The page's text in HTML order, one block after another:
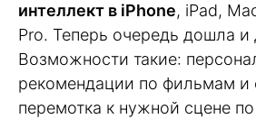
интеллект в iPhone, iPad,
Pro. Теперь очередь дошла и
Возможности такие:
рекомендации по фильмам и
перемотка к нужной сцене